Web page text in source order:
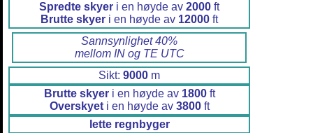
Spredte skyer i en høyde av 2000 ft
Brutte skyer i en høyde av 12000 ft
Sannsynlighet 40%
mellom IN og TE UTC
Sikt: 9000 m
Brutte skyeri en høyde av 1800ft
Overskyeti en høyde av 3800ft
lette regnbyger